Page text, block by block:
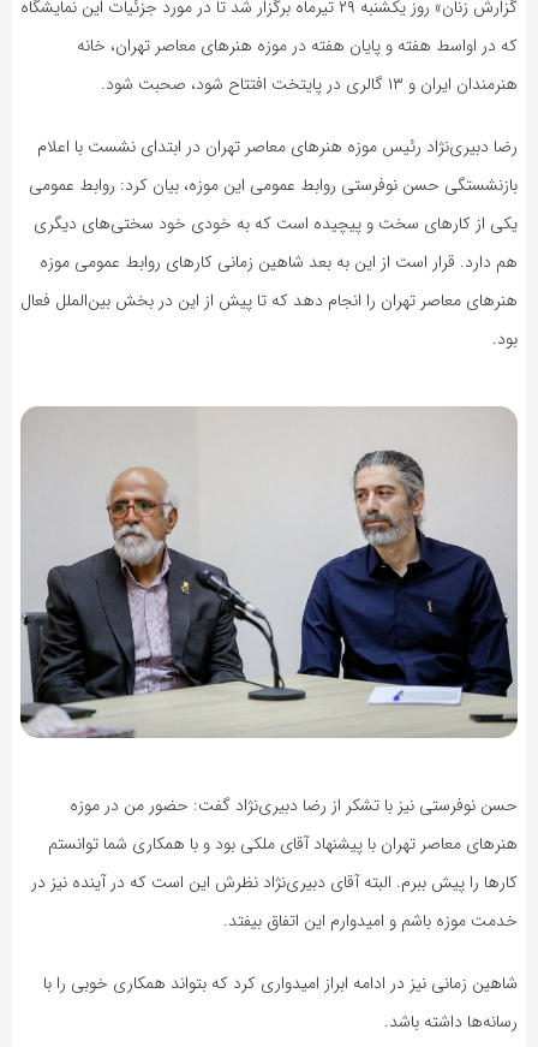
گزارش زنان» روز یکشنبه ۲۹ تیرماه برگزار شد تا در مورد جزئیات این نمایشگاه
که در اواسط هفته و پایان هفته در موزه هنرهای معاصر تهران، خانه
هنرمندان ایران و ۱۳ گالری در پایتخت افتتاح شود، صحبت شود.
رضا دبیری‌نژاد رئیس موزه هنرهای معاصر تهران در ابتدای نشست با اعلام
بازنشستگی حسن نوفرستی روابط عمومی این موزه، بیان کرد: روابط عمومی
یکی از کارهای سخت و پیچیده است که به خودی خود سختی‌های دیگری
هم دارد. قرار است از این به بعد شاهین زمانی کارهای روابط عمومی موزه
هنرهای معاصر تهران را انجام دهد که تا پیش از این در بخش بین‌الملل فعال
بود.
حسن نوفرستی نیز با تشکر از رضا دبیری‌نژاد گفت: حضور من در موزه
هنرهای معاصر تهران با پیشنهاد آقای ملکی بود و با همکاری شما توانستم
کارها را پیش ببرم. البته آقای دبیری‌نژاد نظرش این است که در آینده نیز در
خدمت موزه باشم و امیدوارم این اتفاق بیفتد.
شاهین زمانی نیز در ادامه ابراز امیدواری کرد که بتواند همکاری خوبی را با
رسانه‌ها داشته باشد.